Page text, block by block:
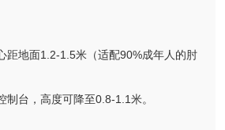
距地面1.2-1.5米（适配90%成年人的肘
制台，高度可降至0.8-1.1米。